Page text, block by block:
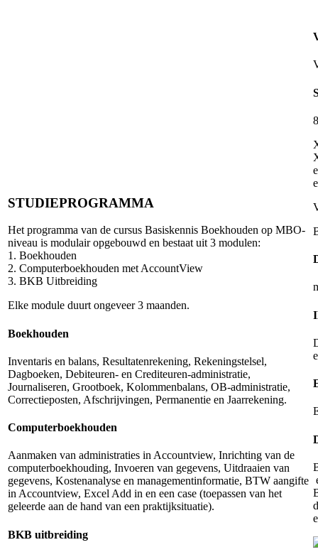
STUDIEPROGRAMMA
Het programma van de cursus Basiskennis Boekhouden op MBO-
niveau is modulair opgebouwd en bestaat uit 3 modulen:
1. Boekhouden
2. Computerboekhouden met AccountView
3. BKB Uitbreiding
Elke module duurt ongeveer 3 maanden.
Boekhouden
Inventaris en balans, Resultatenrekening, Rekeningstelsel,
Dagboeken, Debiteuren- en Crediteuren-administratie,
Journaliseren, Grootboek, Kolommenbalans, OB-administratie,
Correctieposten, Afschrijvingen, Permanentie en Jaarrekening.
Computerboekhouden
Aanmaken van administraties in Accountview, Inrichting van de
computerboekhouding, Invoeren van gegevens, Uitdraaien van
gegevens, Kostenanalyse en managementinformatie, BTW aangifte
in Accountview, Excel Add in en een case (toepassen van het
geleerde aan de hand van een praktijksituatie).
BKB uitbreiding